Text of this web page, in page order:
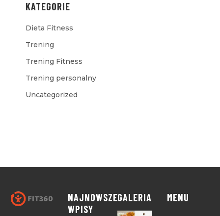
KATEGORIE
Dieta Fitness
Trening
Trening Fitness
Trening personalny
Uncategorized
NAJNOWSZE
WPISY
GALERIA MENU